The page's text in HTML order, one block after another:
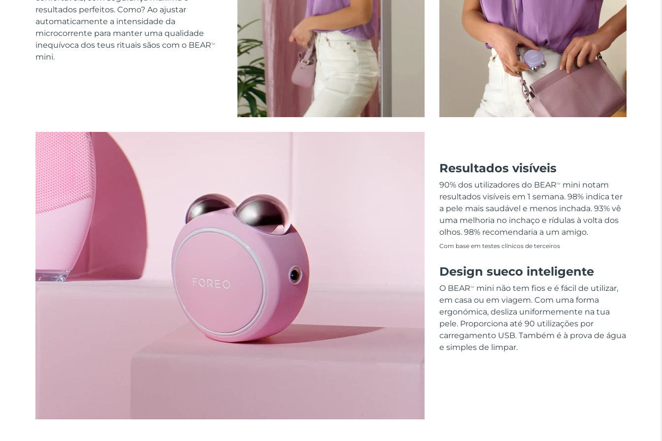
resultados perfeitos. Como? Ao ajustar
automaticamente a intensidade da
microcorrente para manter uma qualidade
inequívoca dos teus rituais sãos com o BEARTM
mini.
Resultados visíveis
90% dos utilizadores do BEARTM
mini notam
resultados visíveis em 1 semana. 98% indica ter
a pele mais saudável e menos inchada. 93% vê
uma melhoria no inchaço e rídulas à volta dos
olhos. 98% recomendaria a um amigo.
Com base em testes clínicos de terceiros
Design sueco inteligente
O BEARTM
mini não tem fios e é fácil de utilizar,
em casa ou em viagem. Com uma forma
ergonómica, desliza uniformemente na tua
pele. Proporciona até 90 utilizações por
carregamento USB. Também é à prova de água
e simples de limpar.
All acne treatment devices
All revitalizing eye massagers
Cuidados de pele KIWI™
Advanced pore care essentials
LUNA™ Dual-Peptide Scalp
Serum
For healthy hair
issa™ Teeth Whitening Gel
18% PAP
Cosméticos Homens
FOREO APP
SOBRE